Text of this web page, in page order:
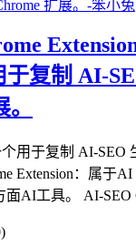
于复制 AI-
用于复制 AI-SEO
Extension：属于
AI工具。 AI-SEO